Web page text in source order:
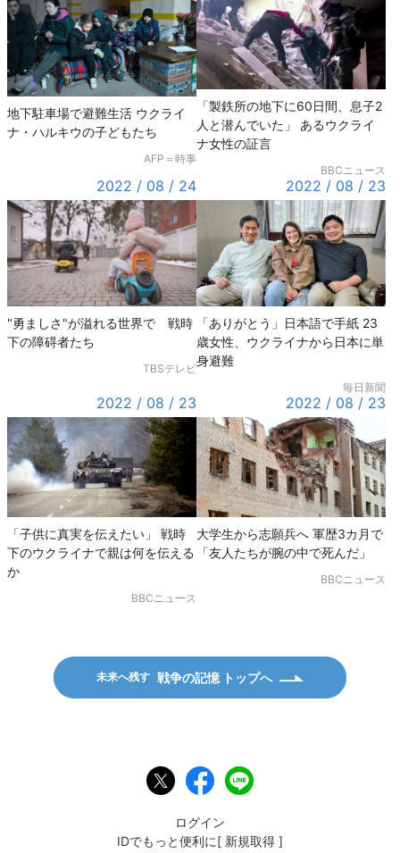
地下駐車場で避難生活 ウクライ
ナ・ハルキウの子どもたち
AFP＝時事
「製鉄所の地下に60日間、息子2
人と潜んでいた」 あるウクライ
ナ女性の証言
BBCニュース
2022 / 08 / 24
"勇ましさ"が溢れる世界で 戦時
下の障碍者たち
TBSテレビ
2022 / 08 / 23
「ありがとう」日本語で手紙 23
歳女性、ウクライナから日本に単
身避難
毎日新聞
2022 / 08 / 23
「子供に真実を伝えたい」 戦時
下のウクライナで親は何を伝える
か
BBCニュース
2022 / 08 / 23
大学生から志願兵へ 軍歴3カ月で
「友人たちが腕の中で死んだ」
BBCニュース
未来へ残す 戦争の記憶 トップへ
ポ
ス
F
a
b
o
L
I
送
ログイン
IDでもっと便利に[ 新規取得 ]